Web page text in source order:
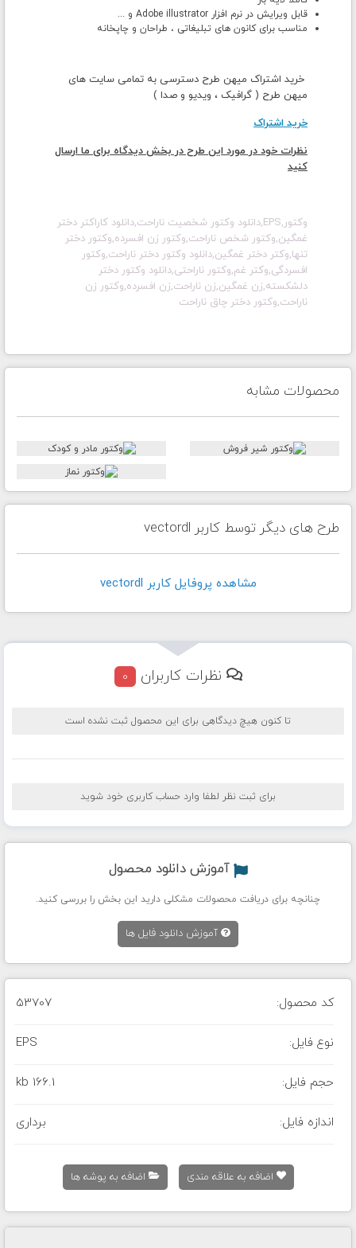
قابل ویرایش در نرم افزار Adobe illustrator و ...
مناسب برای کانون های تبلیغاتی ، طراحان و چاپخانه
خرید اشتراک میهن طرح دسترسی به تمامی سایت های
میهن طرح ( گرافیک ، ویدیو و صدا )
خرید اشتراک
نظرات خود در مورد این طرح در بخش دیدگاه برای ما ارسال
کنید
وکتور,EPS,دانلود وکتور شخصیت ناراحت,دانلود کاراکتر دختر
غمگین,وکتور شخص ناراحت,وکتور زن افسرده,وکتور دختر
تنها,وکتر دختر غمگین,دانلود وکتور دختر ناراحت,وکتور
افسردگی,وکتر غم,وکتور ناراحتی,دانلود وکتور دختر
دلشکسته,زن غمگین,زن ناراحت,زن افسرده,وکتور زن
ناراحت,وکتور دختر چاق ناراحت
محصولات مشابه
طرح های دیگر توسط کاربر vectordl
مشاهده پروفايل کاربر vectordl
نظرات کاربران 0
تا کنون هیچ دیدگاهی برای این محصول ثبت نشده است
برای ثبت نظر لطفا وارد حساب کاربری خود شوید
آموزش دانلود محصول
چنانچه برای دریافت محصولات مشکلی دارید این بخش را بررسی کنید.
آموزش دانلود فایل ها
کد محصول: 53707
نوع فایل: EPS
حجم فایل: 166.1 kb
اندازه فایل: برداری
اضافه به علاقه مندی اضافه به پوشه ها